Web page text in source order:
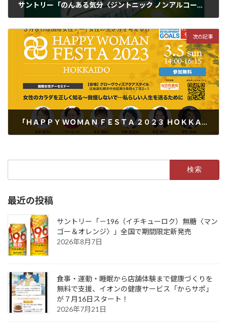
サントリー「のんある気分〈ジントニック ノンアルコール〉」新発売、「のんある気分」定番6種もパッケージリニューアル
次の記事
「ＨＡＰＰＹ ＷＯＭＡＮ ＦＥＳＴＡ ２０２３ ＨＯＫＫＡＩＤＯ」
最近の投稿
サントリー「－196（イチキューロク）無糖〈マン
ゴー＆オレンジ〉」全国で期間限定新発売
2026年8月7日
食事・運動・睡眠から店舗体験まで健康づくりを
無料で支援、イオンの健康サービス「からサポ」
が７月16日スタート！
2026年7月21日